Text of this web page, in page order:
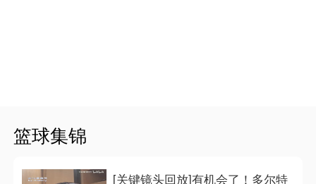
篮球集锦
[关键镜头回放]有机会了！多尔特